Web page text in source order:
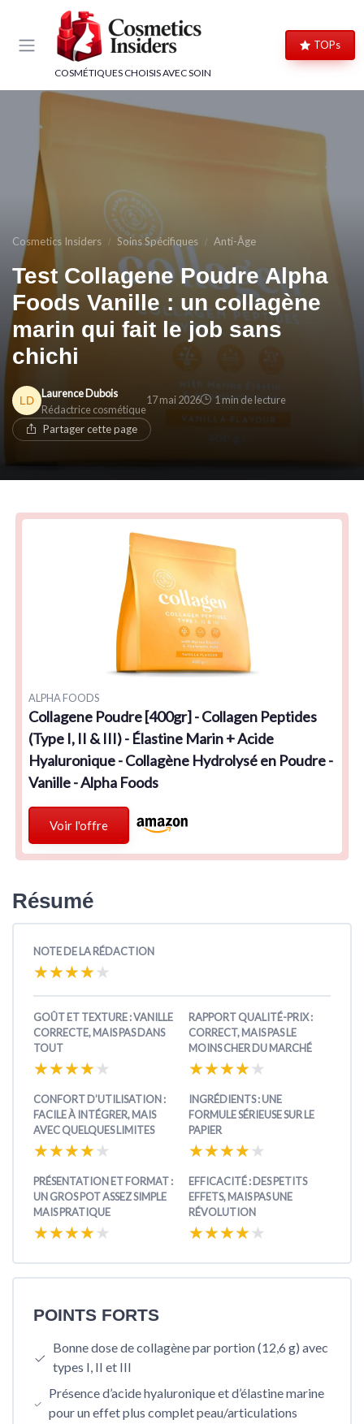
COSMÉTIQUES CHOISIS AVEC SOIN
TOPs
Cosmetics Insiders Soins Spécifiques Anti-Âge
Test Collagene Poudre Alpha
Foods Vanille : un collagène
marin qui fait le job sans
chichi
Laurence Dubois
Rédactrice cosmétique
17 mai 2026 1 min de lecture
Partager cette page
ALPHA FOODS
Collagene Poudre [400gr] - Collagen Peptides
(Type I, II & III) - Élastine Marin + Acide
Hyaluronique - Collagène Hydrolysé en Poudre -
Vanille - Alpha Foods
Voir l'offre
Résumé
NOTE DE LA RÉDACTION
★★★★★
★★★★★
GOÛT ET TEXTURE : VANILLE
CORRECTE, MAIS PAS DANS
TOUT
★★★★★
★★★★★
RAPPORT QUALITÉ-PRIX :
CORRECT, MAIS PAS LE
MOINS CHER DU MARCHÉ
★★★★★
★★★★★
CONFORT D’UTILISATION :
FACILE À INTÉGRER, MAIS
AVEC QUELQUES LIMITES
★★★★★
★★★★★
INGRÉDIENTS : UNE
FORMULE SÉRIEUSE SUR LE
PAPIER
★★★★★
★★★★★
PRÉSENTATION ET FORMAT :
UN GROS POT ASSEZ SIMPLE
MAIS PRATIQUE
★★★★★
★★★★★
EFFICACITÉ : DES PETITS
EFFETS, MAIS PAS UNE
RÉVOLUTION
★★★★★
★★★★★
POINTS FORTS
Bonne dose de collagène par portion (12,6 g) avec
types I, II et III
Présence d’acide hyaluronique et d’élastine marine
pour un effet plus complet peau/articulations
Panneau de gestion des cookies